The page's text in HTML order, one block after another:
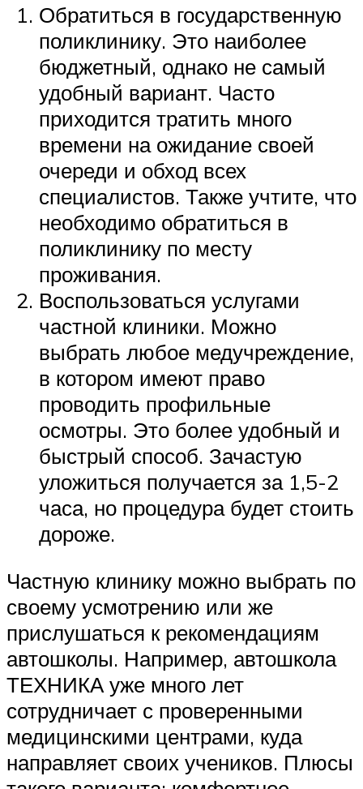
Обратиться в государственную
поликлинику. Это наиболее
бюджетный, однако не самый
удобный вариант. Часто
приходится тратить много
времени на ожидание своей
очереди и обход всех
специалистов. Также учтите, что
необходимо обратиться в
поликлинику по месту
проживания.
Воспользоваться услугами
частной клиники. Можно
выбрать любое медучреждение,
в котором имеют право
проводить профильные
осмотры. Это более удобный и
быстрый способ. Зачастую
уложиться получается за 1,5-2
часа, но процедура будет стоить
дороже.
Частную клинику можно выбрать по
своему усмотрению или же
прислушаться к рекомендациям
автошколы. Например, автошкола
ТЕХНИКА уже много лет
сотрудничает с проверенными
медицинскими центрами, куда
направляет своих учеников. Плюсы